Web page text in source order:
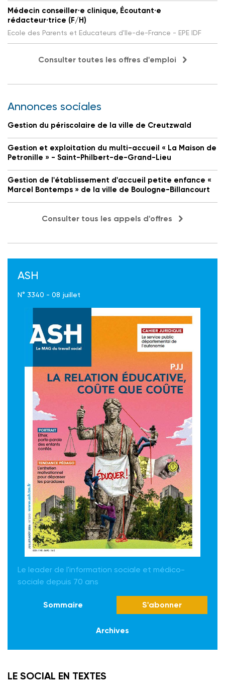
Médecin conseiller·e clinique, Écoutant·e
rédacteur·trice (F/H)
Ecole des Parents et Educateurs d'Ile-de-France - EPE IDF
Consulter toutes les offres d'emploi
Annonces sociales
Gestion du périscolaire de la ville de Creutzwald
Gestion et exploitation du multi-accueil « La Maison de
Petronille » - Saint-Philbert-de-Grand-Lieu
Gestion de l'établissement d'accueil petite enfance «
Marcel Bontemps » de la ville de Boulogne-Billancourt
Consulter tous les appels d'offres
ASH
N° 3340 - 08 juillet
Le leader de l'information sociale et médico-
sociale depuis 70 ans
Sommaire S'abonner
Archives
LE SOCIAL EN TEXTES